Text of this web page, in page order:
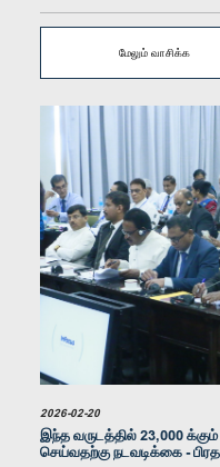
கௌரவ
மேலும் வாசிக்க
2026-02-20
இந்த வருடத்தில் 23,000
செய்வதற்கு நடவடிக்கை -